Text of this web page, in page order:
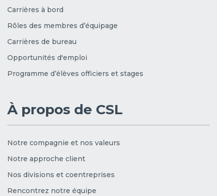
Carrières à bord
Rôles des membres d’équipage
Carrières de bureau
Opportunités d'emploi
Programme d’élèves officiers et stages
À propos de CSL
Notre compagnie et nos valeurs
Notre approche client
Nos divisions et coentreprises
Rencontrez notre équipe